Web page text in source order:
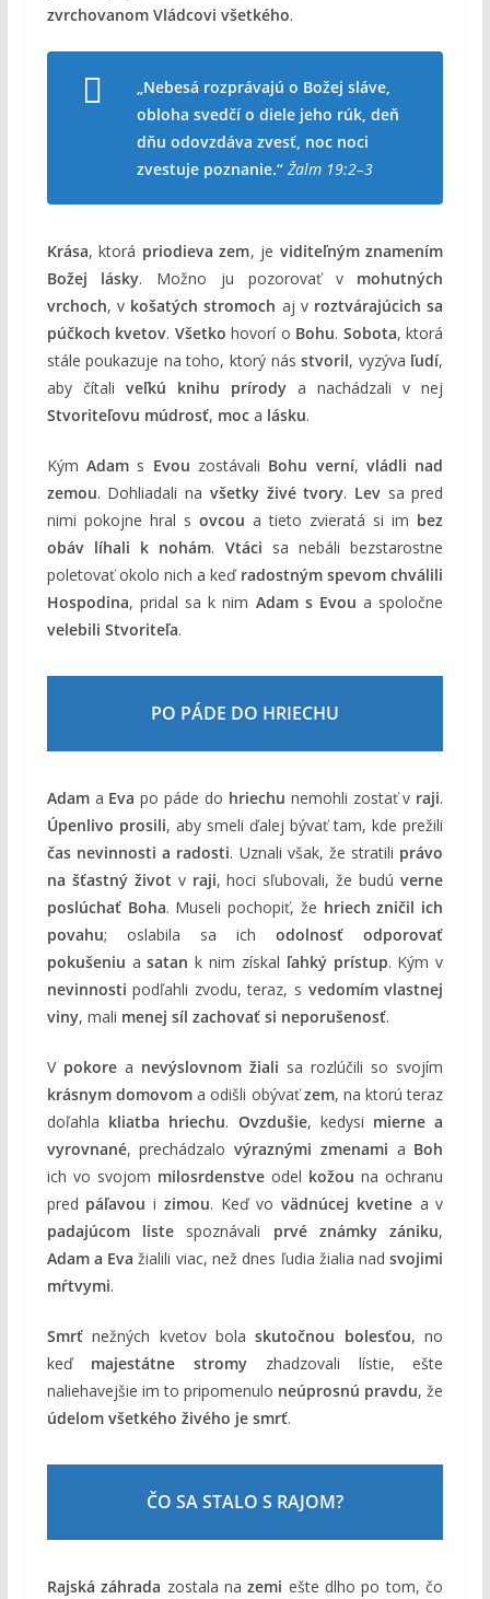
zvrchovanom Vládcovi všetkého.
„Nebesá rozprávajú o Božej sláve,
obloha svedčí o diele jeho rúk, deň
dňu odovzdáva zvesť, noc noci
zvestuje poznanie.“ Žalm 19:2–3
Krása, ktorá priodieva zem, je viditeľným znamením
Božej lásky. Možno ju pozorovať v mohutných
vrchoch, v košatých stromoch aj v roztvárajúcich sa
púčkoch kvetov. Všetko hovorí o Bohu. Sobota, ktorá
stále poukazuje na toho, ktorý násstvoril, vyzýva ľudí,
aby čítali veľkú knihu prírody a nachádzali v nej
Stvoriteľovu múdrosť, moca lásku.
KýmAdam s Evou zostávali Bohu verní, vládli nad
zemou. Dohliadali na všetky živé tvory. Levsa pred
nimi pokojne hral s ovcou a tieto zvieratá si im bez
obáv líhali k nohám. Vtáci sa nebáli bezstarostne
poletovať okolo nich a keď radostným spevom chválili
Hospodina, pridal sa k nim Adam s Evou a spoločne
velebili Stvoriteľa.
PO PÁDE DO HRIECHU
Adama Eva po páde do hriechu nemohli zostať v raji.
Úpenlivo prosili, aby smeli ďalej bývať tam, kde prežili
čas nevinnosti a radosti. Uznali však, že stratili právo
na šťastný život v raji, hoci sľubovali, že budúverne
poslúchať Boha. Museli pochopiť, že hriech zničil ich
povahu; oslabila sa ichodolnosť odporovať
pokušeniu asatan k nim získal ľahký prístup. Kým v
nevinnosti podľahli zvodu, teraz, s vedomím vlastnej
viny, mali menej síl zachovať si neporušenosť.
V pokorea nevýslovnom žiali sa rozlúčili so svojím
krásnym domovoma odišli obývaťzem, na ktorú teraz
doľahla kliatba hriechu. Ovzdušie, kedysi mierne a
vyrovnané, prechádzalovýraznými zmenami a Boh
ich vo svojom milosrdenstveodel kožou na ochranu
pred páľavou i zimou. Keď vovädnúcej kvetinea v
padajúcom liste spoznávali prvé známky zániku,
Adam a Eva žialili viac, než dnes ľudia žialia nadsvojimi
mŕtvymi.
Smrťnežných kvetov bolaskutočnou bolesťou, no
keď majestátne stromy zhadzovali lístie, ešte
naliehavejšie im to pripomenulo neúprosnú pravdu, že
údelom všetkého živého je smrť.
ČO SA STALO S RAJOM?
Rajská záhrada zostala nazemi ešte dlho po tom, čo